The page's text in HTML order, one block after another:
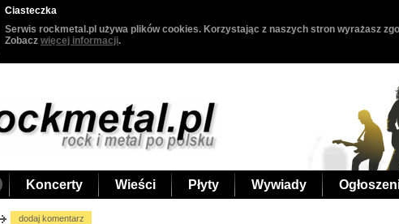
Ciasteczka
Serwis rockmetal.pl używa plików cookies. Korzystając z naszych stron wyrażasz
Zobacz więcej informacji.
Koncerty Wieści Płyty Wywiady
dodaj komentarz